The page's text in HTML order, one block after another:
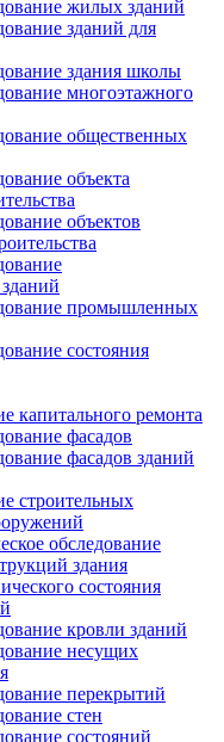
жилых зданий
зданий для
здания школы
многоэтажного
общественных
объекта
объектов
промышленных
состояния
капитального ремонта
фасадов
фасадов зданий
строительных
обследование
здания
состояния
кровли зданий
несущих
перекрытий
стен
состояний